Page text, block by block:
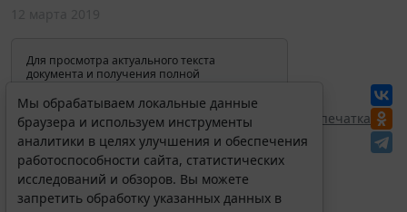
Для просмотра актуального текста
документа и получения полной
изменениях и порядке применения
документа, воспользуйтесь поиском в
Интернет-версии системы ГАРАНТ:
Перепечатка
Мы обрабатываем локальные данные
браузера и используем инструменты
аналитики в целях улучшения и обеспечения
работоспособности сайта, статистических
исследований и обзоров. Вы можете
запретить обработку указанных данных в